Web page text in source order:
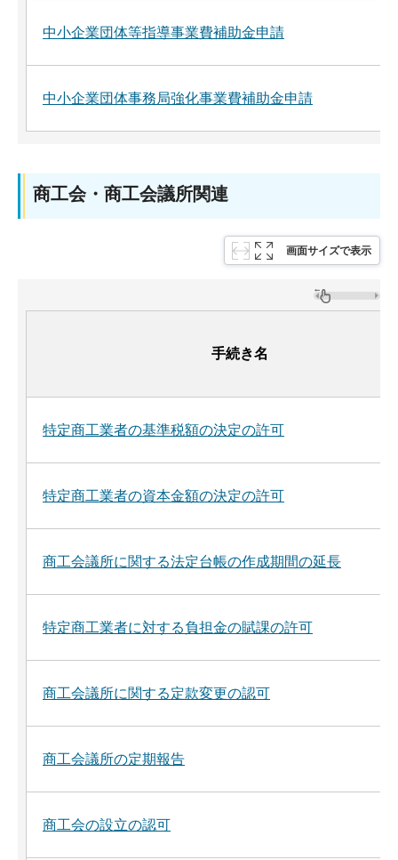
中小企業団体等指導事業費補助金申請
中小企業団体事務局強化事業費補助金申請
商工会・商工会議所関連
画面サイズで表示
手続き名
特定商工業者の基準税額の決定の許可
特定商工業者の資本金額の決定の許可
商工会議所に関する法定台帳の作成期間の延長
特定商工業者に対する負担金の賦課の許可
商工会議所に関する定款変更の認可
商工会議所の定期報告
商工会の設立の認可